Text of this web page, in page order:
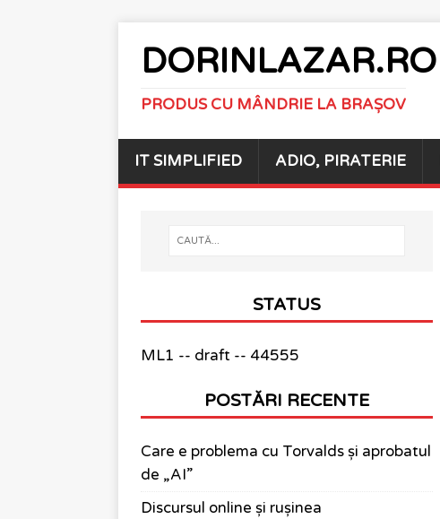
DORINLAZAR.RO
PRODUS CU MÂNDRIE LA BRAȘOV
IT SIMPLIFIED ADIO, PIRATERIE
STATUS
ML1 -- draft -- 44555
POSTĂRI RECENTE
Care e problema cu Torvalds și aprobatul
de „AI”
Discursul online și rușinea